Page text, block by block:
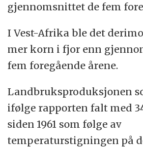
gjennomsnittet de fem
I Vest-Afrika ble det
mer korn i fjor enn
fem foregående årene.
Landbruksproduksjonen
ifølge rapporten falt med
siden 1961 som følge av
temperaturstigningen på